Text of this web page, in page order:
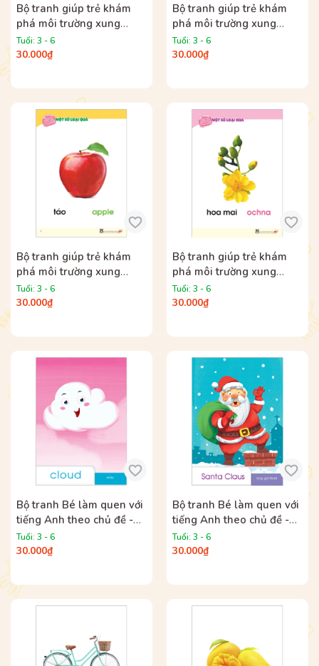
Bộ tranh giúp trẻ khám
phá môi trường xung
quanh – Động vật nuôi
trong gia đình (song ngữ
Tuổi: 3 - 6
30.000₫
Bộ tranh giúp trẻ khám
phá môi trường xung
quanh – Côn trùng, chim
(song ngữ Việt – Anh)
Tuổi: 3 - 6
30.000₫
Bộ tranh giúp trẻ khám
phá môi trường xung
quanh – Một số loại quả
(song ngữ Việt – Anh)
Tuổi: 3 - 6
30.000₫
Bộ tranh giúp trẻ khám
phá môi trường xung
quanh – Một số loại hoa
(song ngữ Việt – Anh)
Tuổi: 3 - 6
30.000₫
Bộ tranh Bé làm quen với
tiếng Anh theo chủ đề -
Chủ đề Một số hiện tượng
tự nhiên
Tuổi: 3 - 6
30.000₫
Bộ tranh Bé làm quen với
tiếng Anh theo chủ đề -
Chủ đề Lễ hội
Tuổi: 3 - 6
30.000₫